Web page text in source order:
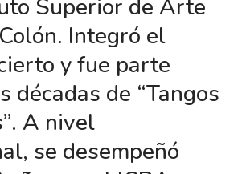
Superior de Arte
Integró el
y fue parte
décadas de “Tangos
A nivel
se desempeñó